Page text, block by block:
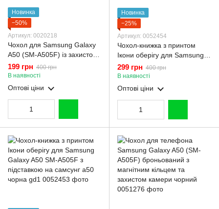
Новинка
−50%
Артикул: 0020218
Чохол для Samsung Galaxy
A50 (SM-A505F) із захистом
камери із золотою
окантовкою на самсунг а50
чорний gs1
199 грн 400 грн
В наявності
Оптові ціни
Новинка
−25%
Артикул: 0052454
Чохол-книжка з принтом
Ікони оберігу для Samsung
Galaxy A50 SM-A505F з
підставкою на самсунг а50
бордова gd1
299 грн 400 грн
В наявності
Оптові ціни